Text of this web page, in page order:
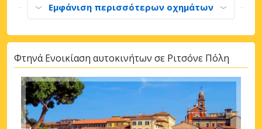
Εμφάνιση περισσότερων οχημάτων
Φτηνά Ενοικίαση αυτοκινήτων σε Ριτσόνε Πόλη